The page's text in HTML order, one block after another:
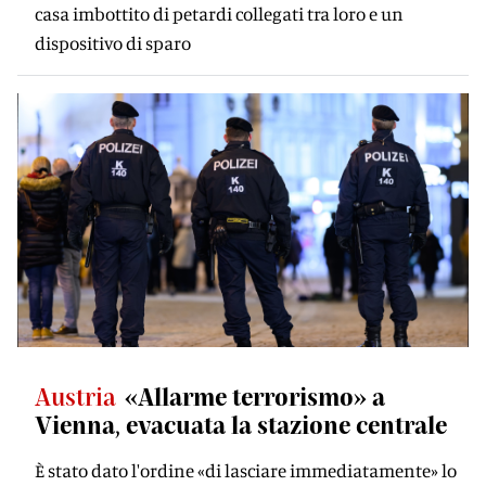
casa imbottito di petardi collegati tra loro e un
dispositivo di sparo
Austria «Allarme terrorismo» a
Vienna, evacuata la stazione centrale
È stato dato l'ordine «di lasciare immediatamente» lo